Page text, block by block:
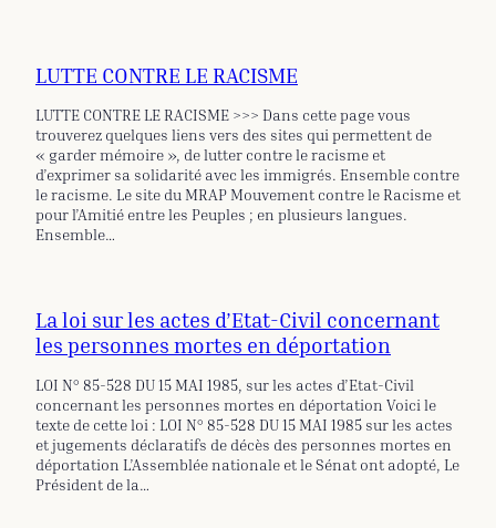
LUTTE CONTRE LE RACISME
LUTTE CONTRE LE RACISME >>> Dans cette page vous
trouverez quelques liens vers des sites qui permettent de
« garder mémoire », de lutter contre le racisme et
d’exprimer sa solidarité avec les immigrés. Ensemble contre
le racisme. Le site du MRAP Mouvement contre le Racisme et
pour l’Amitié entre les Peuples ; en plusieurs langues.
Ensemble…
La loi sur les actes d’Etat-Civil concernant
les personnes mortes en déportation
LOI N° 85-528 DU 15 MAI 1985, sur les actes d’Etat-Civil
concernant les personnes mortes en déportation Voici le
texte de cette loi : LOI N° 85-528 DU 15 MAI 1985 sur les actes
et jugements déclaratifs de décès des personnes mortes en
déportation L’Assemblée nationale et le Sénat ont adopté, Le
Président de la…